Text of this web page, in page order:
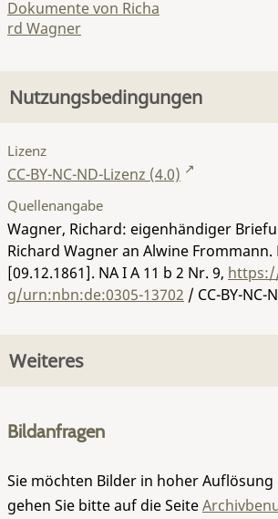
Dokumente von Richa
rd Wagner
Nutzungsbedingungen
Lizenz
CC-BY-NC-ND-Lizenz (4.0)
Quellenangabe
Wagner, Richard: eigenhändiger
Richard Wagner an Alwine Frommann.
[09.12.1861]. NA I A 11 b 2 Nr. 9,
g/urn:nbn:de:0305-13702 / CC-BY-NC-
Weiteres
Bildanfragen
Sie möchten Bilder in hoher Auflösung
gehen Sie bitte auf die Seite